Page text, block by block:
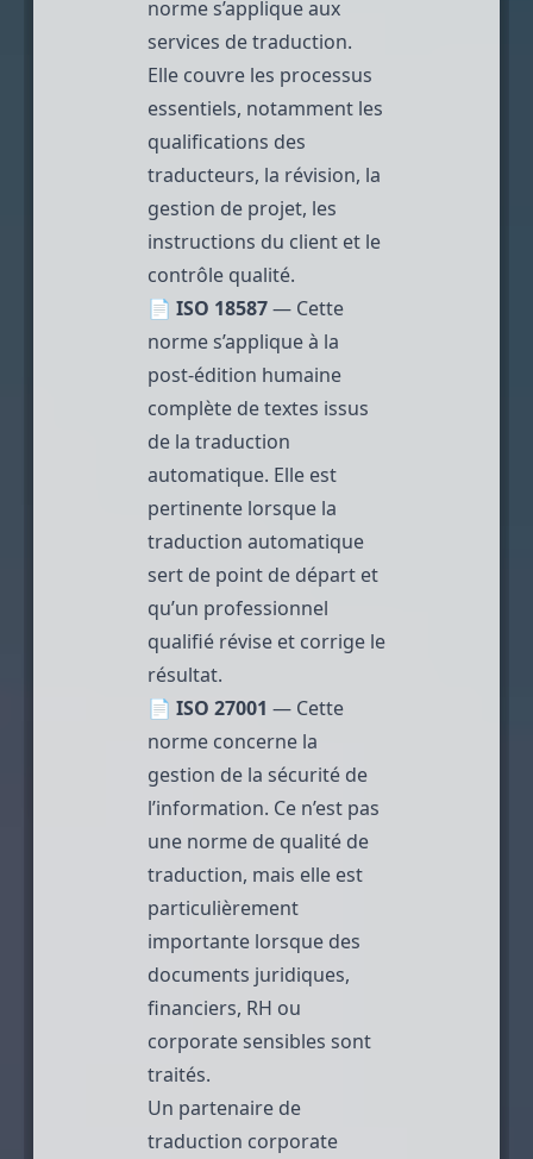
norme s’applique aux
services de traduction.
Elle couvre les processus
essentiels, notamment les
qualifications des
traducteurs, la révision, la
gestion de projet, les
instructions du client et le
contrôle qualité.
📄 ISO 18587— Cette
norme s’applique à la
post-édition humaine
complète de textes issus
de la traduction
automatique. Elle est
pertinente lorsque la
traduction automatique
sert de point de départ et
qu’un professionnel
qualifié révise et corrige le
résultat.
📄 ISO 27001 — Cette
norme concerne la
gestion de la sécurité de
l’information. Ce n’est pas
une norme de qualité de
traduction, mais elle est
particulièrement
importante lorsque des
documents juridiques,
financiers, RH ou
corporate sensibles sont
traités.
Un partenaire de
traduction corporate